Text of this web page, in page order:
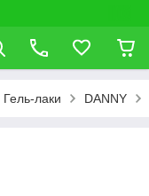
Гель-лаки DANNY